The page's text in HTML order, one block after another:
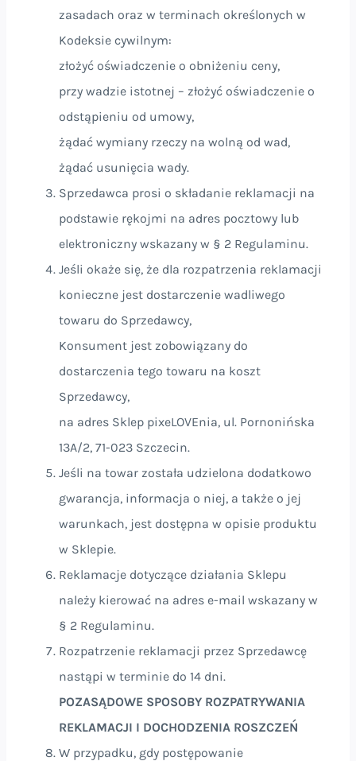
zasadach oraz w terminach określonych w
Kodeksie cywilnym:
złożyć oświadczenie o obniżeniu ceny,
przy wadzie istotnej – złożyć oświadczenie o
odstąpieniu od umowy,
żądać wymiany rzeczy na wolną od wad,
żądać usunięcia wady.
Sprzedawca prosi o składanie reklamacji na
podstawie rękojmi na adres pocztowy lub
elektroniczny wskazany w § 2 Regulaminu.
Jeśli okaże się, że dla rozpatrzenia reklamacji
konieczne jest dostarczenie wadliwego
towaru do Sprzedawcy,
Konsument jest zobowiązany do
dostarczenia tego towaru na koszt
Sprzedawcy,
na adres Sklep pixeLOVEnia, ul. Pornonińska
13A/2, 71-023 Szczecin.
Jeśli na towar została udzielona dodatkowo
gwarancja, informacja o niej, a także o jej
warunkach, jest dostępna w opisie produktu
w Sklepie.
Reklamacje dotyczące działania Sklepu
należy kierować na adres e-mail wskazany w
§ 2 Regulaminu.
Rozpatrzenie reklamacji przez Sprzedawcę
nastąpi w terminie do 14 dni.
POZASĄDOWE SPOSOBY ROZPATRYWANIA
REKLAMACJI I DOCHODZENIA ROSZCZEŃ
W przypadku, gdy postępowanie